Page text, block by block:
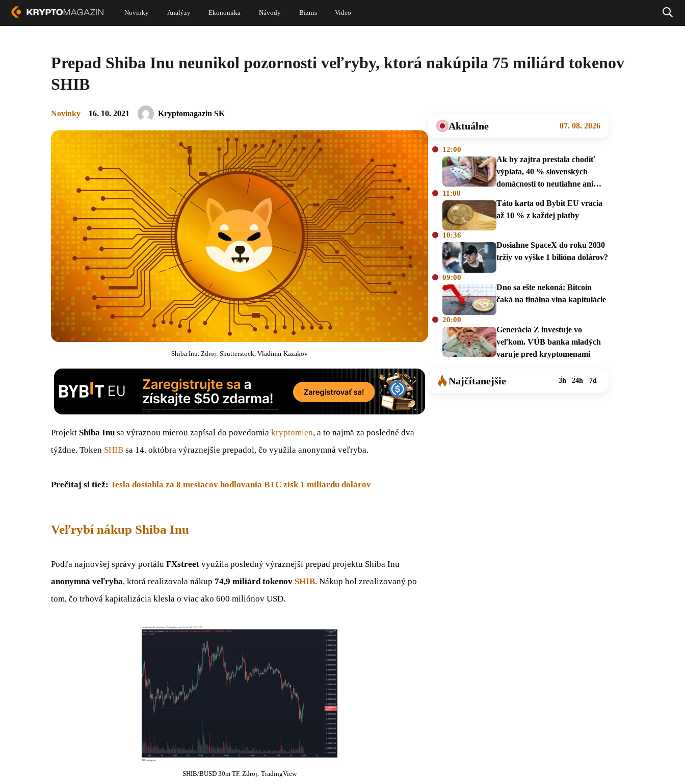
Novinky Analýzy Ekonomika Návody Biznis Video
Prepad Shiba Inu neunikol pozornosti veľryby, ktorá nakúpila 75 miliárd tokenov
SHIB
Novinky 16. 10. 2021 Kryptomagazin SK
Shiba Inu. Zdroj: Shutterstock, Vladimir Kazakov
Projekt Shiba Inu sa výraznou mierou zapísal do povedomia kryptomien, a to najmä za posledné dva
týždne. Token SHIB sa 14. októbra výraznejšie prepadol, čo využila anonymná veľryba.
Prečítaj si tiež: Tesla dosiahla za 8 mesiacov hodlovania BTC zisk 1 miliardu dolárov
Veľrybí nákup Shiba Inu
Podľa najnovšej správy portálu FXstreet využila posledný výraznejší prepad projektu Shiba Inu
anonymná veľryba, ktorá realizovala nákup 74,9 miliárd tokenov SHIB. Nákup bol zrealizovaný po
tom, čo trhová kapitalizácia klesla o viac ako 600 miliónov USD.
SHIB/BUSD 30m TF. Zdroj: TradingView
Aktuálne 07. 08. 2026
12:00
Ak by zajtra prestala chodiť
výplata, 40 % slovenských
domácností to neutiahne ani
11:00
Táto karta od Bybit EU vracia
až 10 % z každej platby
10:36
Dosiahne SpaceX do roku 2030
tržiy vo výške 1 bilióna dolárov?
09:00
Dno sa ešte nekoná: Bitcoin
čaká na finálna vlna kapitulácie
20:00
Generácia Z investuje vo
veľkom. VÚB banka mladých
varuje pred kryptomenami
Najčítanejšie 3h 24h 7d